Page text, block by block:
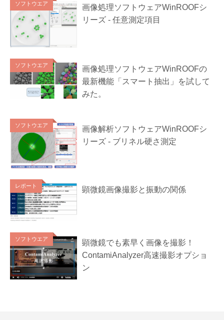
ソフトウエア
画像処理ソフトウェアWinROOFシ
リーズ - 任意測定項目
ソフトウエア
画像処理ソフトウェアWinROOFの
最新機能「スマート抽出」を試して
みた。
ソフトウエア
画像解析ソフトウェアWinROOFシ
リーズ - ブリネル硬さ測定
レポート 顕微鏡画像撮影と振動の関係
ソフトウエア
顕微鏡でも素早く画像を撮影！
ContamiAnalyzer高速撮影オプショ
ン